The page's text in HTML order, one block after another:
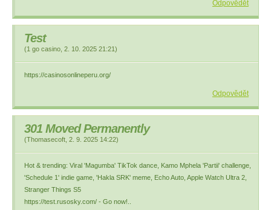
Odpovědět
Test
(1 go casino 2. 10. 2025 21:21)
https://casinosonlineperu.org/
Odpovědět
301 Moved Permanently
(Thomasecoft 2. 9. 2025 14:22)
Hot & trending: Viral 'Magumba' TikTok dance, Kamo Mphela 'Partii' challenge,
'Schedule 1' indie game, 'Hakla SRK' meme, Echo Auto, Apple Watch Ultra 2,
Stranger Things S5
https://test.rusosky.com/ - Go now!..